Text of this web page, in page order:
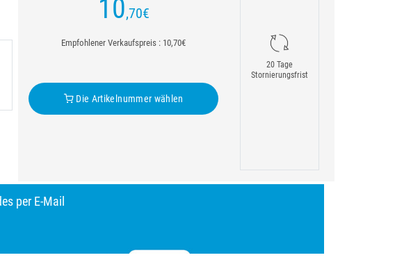
10,70€
Empfohlener Verkaufspreis : 10,70€
Die Artikelnummer wählen
20 Tage
Stornierungsfrist
per E-Mail